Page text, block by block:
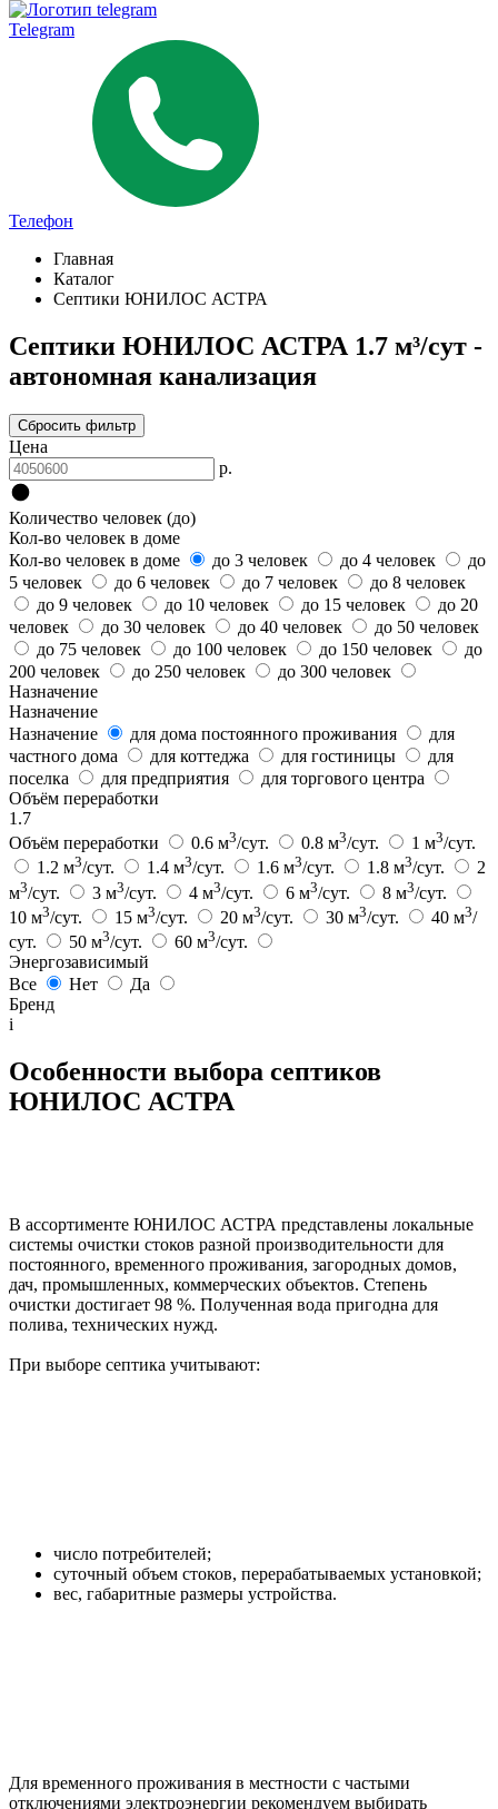
Telegram
Телефон
Главная
Каталог
Септики ЮНИЛОС АСТРА
Септики ЮНИЛОС АСТРА 1.7 м³/сут -
автономная канализация
Сбросить фильтр
Цена
р.
Количество человек (до)
Кол-во человек в доме
Кол-во человек в доме
до 3 человек до 4 человек
до
5 человек
до 6 человек до 7 человек
до 8 человек
до 9 человек
до 10 человек до 15 человек
до 20
человек
до 30 человек до 40 человек
до 50 человек
до 75 человек
до 100 человек до 150 человек
до
200 человек
до 250 человек
до 300 человек
Назначение
Назначение
Назначение
для дома постоянного проживания
для
частного дома
для коттеджа для гостиницы
для
поселка
для предприятия
для торгового центра
Объём переработки
1.7
Объём переработки
0.6 м3/сут. 0.8 м3/сут. 1 м3/сут.
1.2 м3/сут. 1.4 м3/сут. 1.6 м3/сут. 1.8 м3/сут.
2
м3/сут. 3 м3/сут. 4 м3/сут. 6 м3/сут. 8 м3/сут.
10 м3/сут. 15 м3/сут. 20 м3/сут. 30 м3/сут. 40 м3/
сут.
50 м3/сут. 60 м3/сут.
Энергозависимый
Все
Нет
Да
Бренд
i
Особенности выбора септиков
ЮНИЛОС АСТРА
В ассортименте ЮНИЛОС АСТРА представлены локальные
системы очистки стоков разной производительности для
постоянного, временного проживания, загородных домов,
дач, промышленных, коммерческих объектов. Степень
очистки достигает 98 %. Полученная вода пригодна для
полива, технических нужд.
При выборе септика учитывают:
число потребителей;
суточный объем стоков, перерабатываемых установкой;
вес, габаритные размеры устройства.
Для временного проживания в местности с частыми
отключениями электроэнергии рекомендуем выбирать